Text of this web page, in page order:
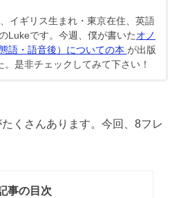
イギリス生まれ・東京在住、英語
Lukeです。今週、僕が書いたオノ
語・語音後）についての本 が出版
。是非チェックしてみて下さい！
くさんあります。今回、8フレ
事の目次